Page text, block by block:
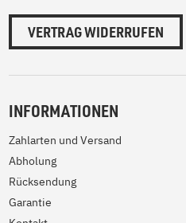
VERTRAG WIDERRUFEN
INFORMATIONEN
Zahlarten und Versand
Abholung
Rücksendung
Garantie